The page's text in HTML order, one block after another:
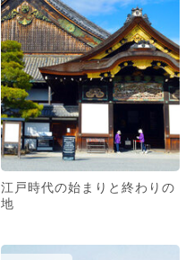
江戸時代の始まりと終わりの
地